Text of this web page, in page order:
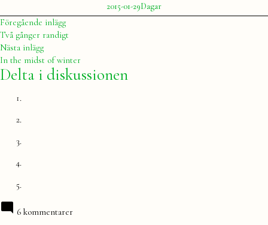
Publicerat
av
Julia
2015-01-29Publicerat
i
Dagar
Inläggsnavigering
Föregående inläggFöregående
inlägg:
Två gånger randigt
Nästa inläggNästa
inlägg:
In the midst of winter
Delta i diskussionen
6 kommentarer